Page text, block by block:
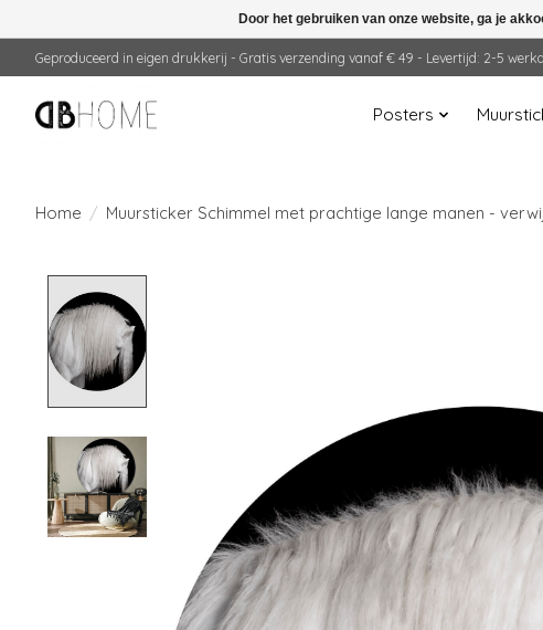
Geproduceerd in eigen drukkerij - Gratis verzending vanaf € 49 - Levertijd: 2-5
Posters
Home / Muursticker Schimmel met prachtige lange manen -
Door het gebruiken van onze website, ga je